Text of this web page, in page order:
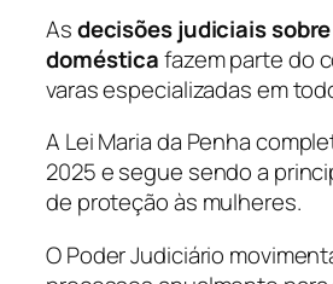
Asdecisões judiciais
domésticafazem parte do
varas especializadas em
A Lei Maria da Penha
2025 e segue sendo a
de proteção às mulheres.
O Poder Judiciário